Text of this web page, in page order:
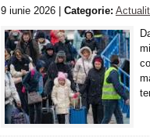
9 iunie 2026 | Categorie: